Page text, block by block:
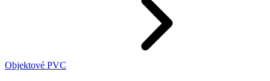
Objektové PVC